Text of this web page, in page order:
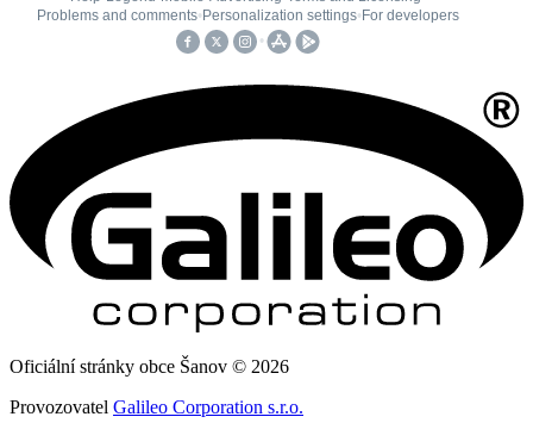
Oficiální stránky obce Šanov © 2026
Provozovatel Galileo Corporation s.r.o.